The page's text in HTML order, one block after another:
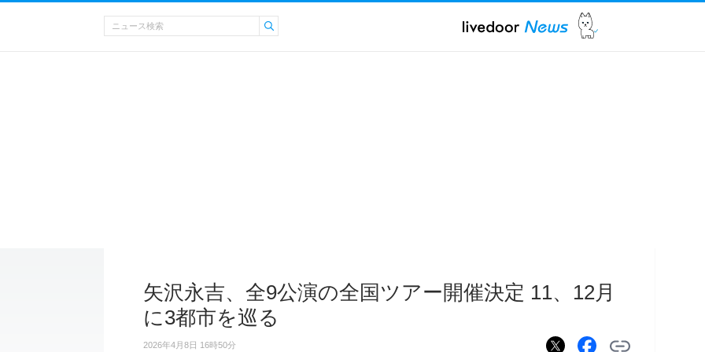
矢沢永吉、全9公演の全国ツアー開催決定 11、12月
に3都市を巡る
2026年4月8日 16時50分